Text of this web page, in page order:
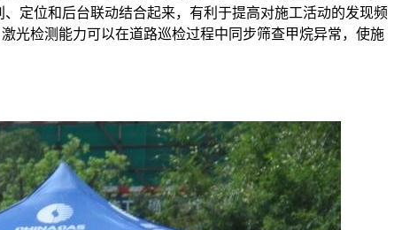
定位和后台联动结合起来，有利于提高对施工活动的发现频
光检测能力可以在道路巡检过程中同步筛查甲烷异常，使施